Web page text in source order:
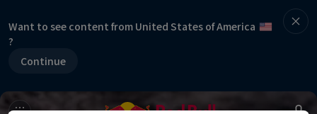
Want to see content from United States of America
?
Continue